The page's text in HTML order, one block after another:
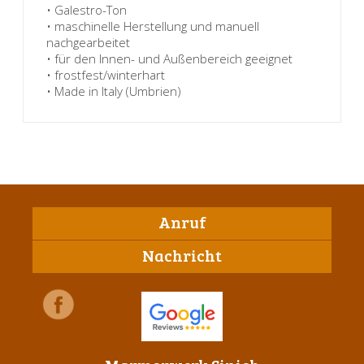
• Galestro-Ton
• maschinelle Herstellung und manuell
nachgearbeitet
• für den Innen- und Außenbereich geeignet
• frostfest/winterhart
• Made in Italy (Umbrien)
Anruf
Nachricht